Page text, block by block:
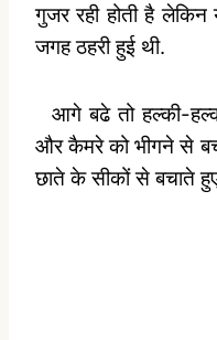
गुजर रही होती है
जगह ठहरी हुई थी.
आगे बढे तो हल्की-
और कैमरे को भीगने से
छाते के सीकों से बचाते